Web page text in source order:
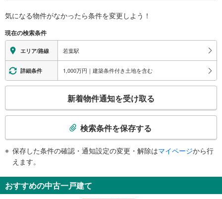
※段差なしでの移動経路
地上⇔改札⇔ホーム：○
エレベータ
・ホーム⇔改札
・改札⇔東口
・改札⇔西口
エスカレータ
・ホーム⇔改札（※車椅子対応）
・改札⇔東口（※車椅子対応）
・改札⇔西口
《多機能トイレ》
・改札内
・東口１Ｆのバス・タクシー乗り場付近
スロープ
・東口のエスカレータ前
気になる物件がなかったら条件を変更しよう！
現在の検索条件
エリア/路線 若葉駅
詳細条件 1,000万円｜建築条件付き土地を含む
検
知
を
新着物件通知を受け取る
検索条件を保存する
保存した条件の確認・通知設定の変更・解除はマイページから行
えます。
おすすめの中古一戸建て